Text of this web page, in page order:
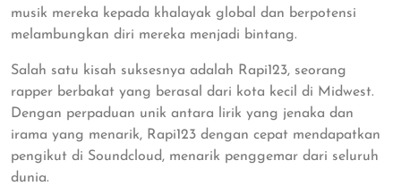
musik mereka kepada khalayak global dan berpotensi
melambungkan diri mereka menjadi bintang.
Salah satu kisah suksesnya adalah Rapi123, seorang
rapper berbakat yang berasal dari kota kecil di Midwest.
Dengan perpaduan unik antara lirik yang jenaka dan
irama yang menarik, Rapi123 dengan cepat mendapatkan
pengikut di Soundcloud, menarik penggemar dari seluruh
dunia.